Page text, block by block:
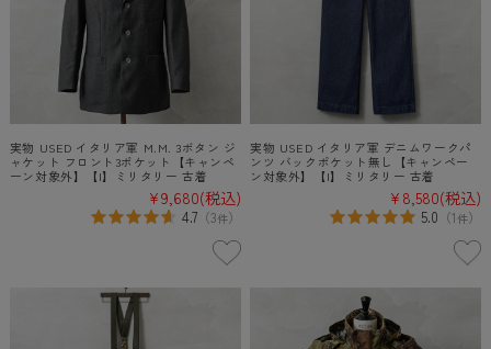
実物 USED イタリア軍 M.M. 3ボタン ジ
ャケット フロント3ポケット【キャンペ
ーン対象外】【I】ミリタリー 古着
¥9,680(税込)
4.7（3件）
実物 USED イタリア軍 デニムワークパ
ンツ バックポケット無し【キャンペー
ン対象外】【I】ミリタリー 古着
¥8,580(税込)
5.0 （1件）